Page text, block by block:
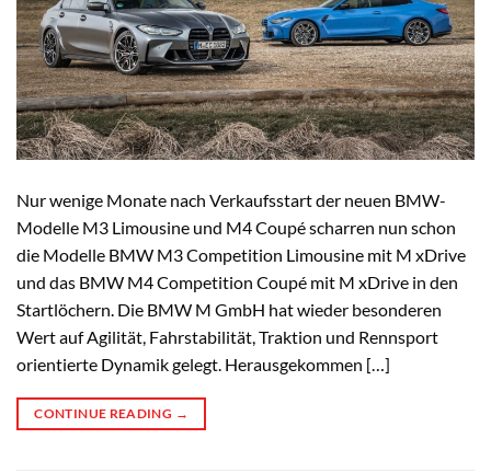
Nur wenige Monate nach Verkaufsstart der neuen BMW-
Modelle M3 Limousine und M4 Coupé scharren nun schon
die Modelle BMW M3 Competition Limousine mit M xDrive
und das BMW M4 Competition Coupé mit M xDrive in den
Startlöchern. Die BMW M GmbH hat wieder besonderen
Wert auf Agilität, Fahrstabilität, Traktion und Rennsport
orientierte Dynamik gelegt. Herausgekommen […]
CONTINUE READING →